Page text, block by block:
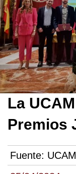
La
Premios
Fuente: UCAM